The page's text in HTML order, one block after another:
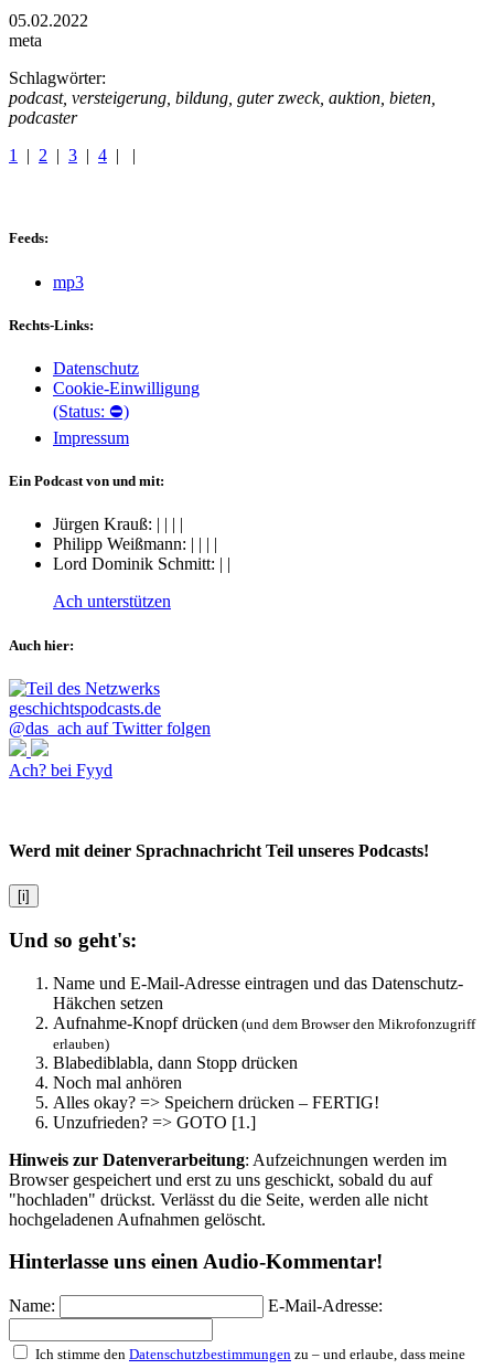
05.02.2022
meta
Schlagwörter:
podcast, versteigerung, bildung, guter zweck, auktion, bieten,
podcaster
1
| 2 | 3 | 4 | |
Feeds:
mp3
Rechts-Links:
Datenschutz
Cookie-Einwilligung
(Status: ⛔)
Impressum
Ein Podcast von und mit:
Jürgen Krauß: | | | |
Philipp Weißmann: | | | |
Lord Dominik Schmitt: | |
Ach unterstützen
Auch hier:
@das_ach auf Twitter folgen
Ach? bei Fyyd
Werd mit deiner Sprachnachricht Teil unseres Podcasts!
[i]
Und so geht's:
Name und E-Mail-Adresse eintragen und das Datenschutz-
Häkchen setzen
Aufnahme-Knopf drücken (und dem Browser den Mikrofonzugriff
erlauben)
Blabediblabla, dann Stopp drücken
Noch mal anhören
Alles okay? => Speichern drücken – FERTIG!
Unzufrieden? => GOTO [1.]
Hinweis zur Datenverarbeitung: Aufzeichnungen werden im
Browser gespeichert und erst zu uns geschickt, sobald du auf
"hochladen" drückst. Verlässt du die Seite, werden alle nicht
hochgeladenen Aufnahmen gelöscht.
Hinterlasse uns einen Audio-Kommentar!
Name: E-Mail-Adresse:
Ich stimme den Datenschutzbestimmungen zu – und erlaube, dass meine